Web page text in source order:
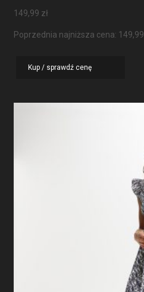
149,99 zł
Poprzednia najniższa cena: 149,99
Kup / sprawdź cenę